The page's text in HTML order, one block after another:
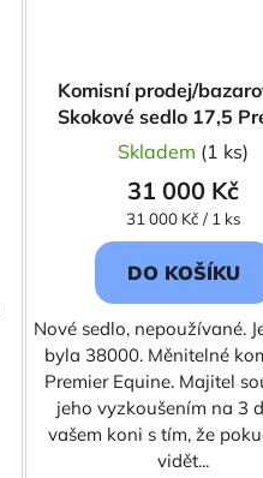
Komisní prodej/
Skokové sedlo 17,5
Equine Chamonix
Skladem (1 ks)
31 000 Kč
Měrná
cena:
31 000 Kč / 1 ks
DO KOŠÍKU
Nové sedlo, nepoužívané.
byla 38000. Měnitelné
Premier Equine. Majitel
jeho vyzkoušením na 3
vašem koni s tím, že
vidět...